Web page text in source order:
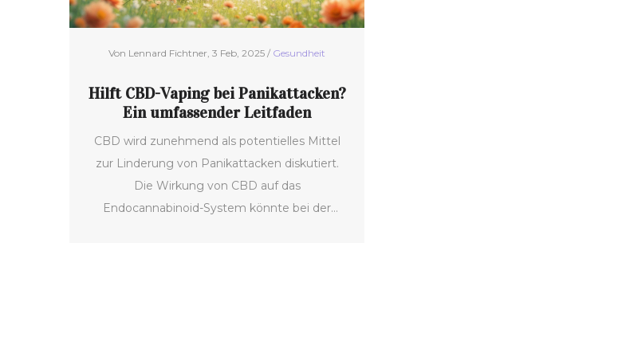
Von Lennard Fichtner, 3 Feb, 2025 / Gesundheit
Hilft CBD-Vaping bei Panikattacken?
Ein umfassender Leitfaden
CBD wird zunehmend als potentielles Mittel
zur Linderung von Panikattacken diskutiert.
Die Wirkung von CBD auf das
Endocannabinoid-System könnte bei der